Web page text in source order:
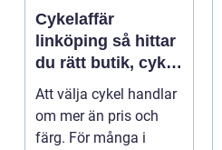
Cykelaffär
linköping så hittar
du rätt butik, cykel
och service
Att välja cykel handlar
om mer än pris och
färg. För många i